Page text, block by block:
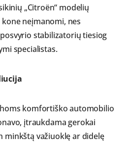
„Citroën“ modelių
neįmanomi, nes
stabilizatorių tiesiog
specialistas.
komfortiško automobilio
įtraukdama gerokai
minkštą važiuoklę ar didelę